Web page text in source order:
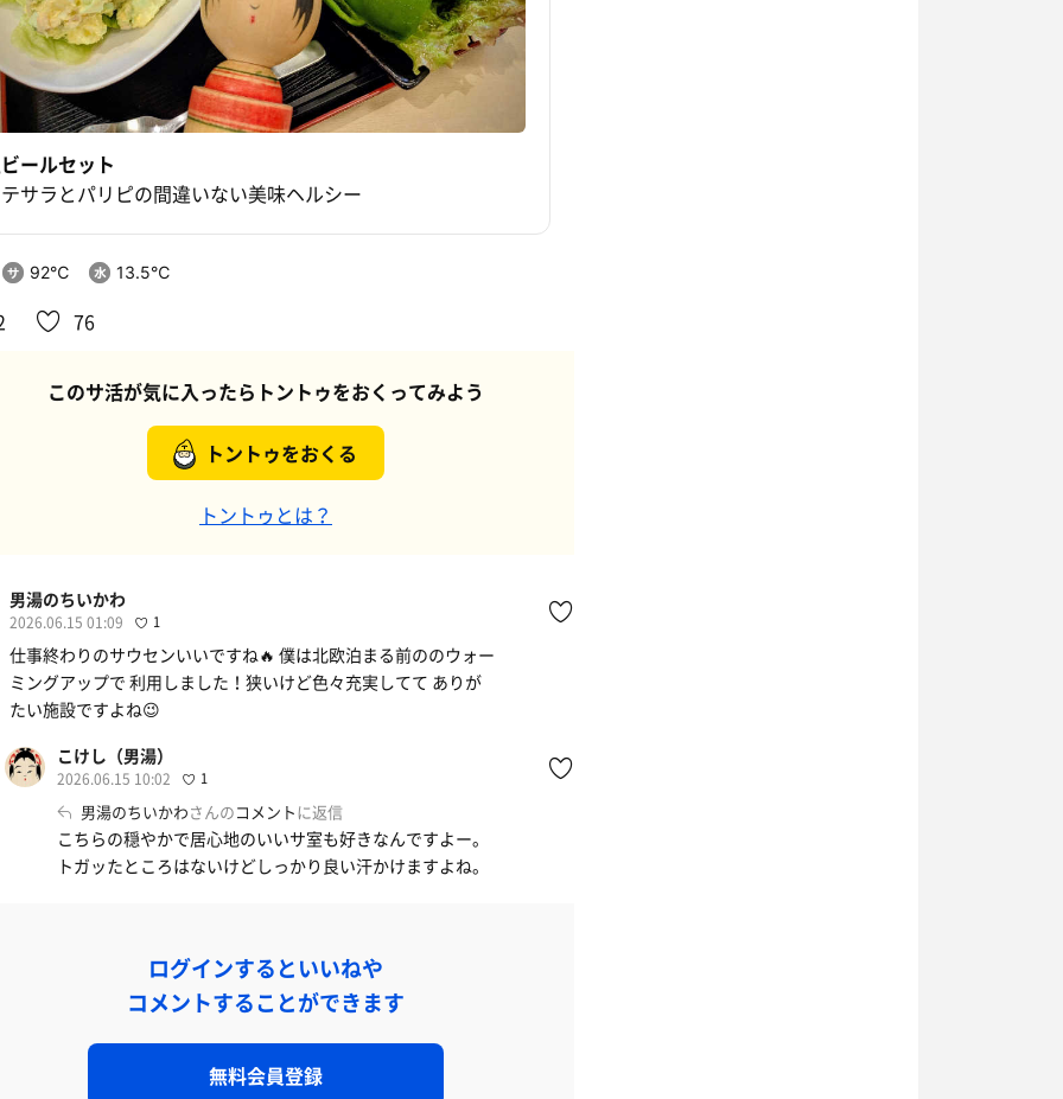
ールセット
サラとパリピの間違いない美味ヘルシー
92℃ 13.5℃
76
このサ活が気に入ったらトントゥをおくってみよう
トントゥをおくる
トントゥとは？
男湯のちいかわ
2026.06.15 01:09 1
仕事終わりのサウセンいいですね🔥 僕は北欧泊まる前ののウォー
ミングアップで 利用しました！狭いけど色々充実してて ありが
たい施設ですよね😉
こけし（男湯）
2026.06.15 10:02 1
男湯のちいかわさんのコメントに返信
こちらの穏やかで居心地のいいサ室も好きなんですよー。
トガッたところはないけどしっかり良い汗かけますよね。
ログインするといいねや
コメントすることができます
無料会員登録